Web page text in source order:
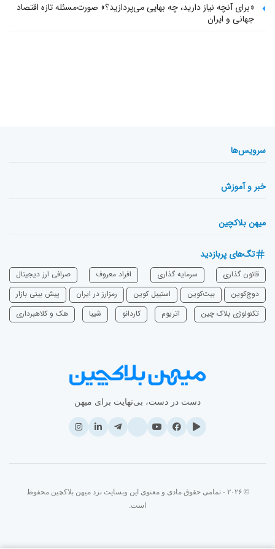
«برای آنچه نیاز دارید، چه بهایی می‌پردازید؟» صورت‌مسئله تازه اقتصاد
جهانی و ایران
سرویس‌ها
خبر و آموزش
میهن بلاکچین
تگ‌های پربازدید
قانون گذاری سرمایه‌ گذاری افراد معروف
صرافی ارز دیجیتال
دوج‌کوین
بیت‌کوین استیبل کوین رمزارز در ایران
پیش بینی بازار
تکنولوژی بلاک چین
اتریوم ‌کاردانو شیبا هک و کلاهبرداری
دست در دست، بی‌نهایت برای میهن
© ۲۰۲۶ - تمامی حقوق مادی و معنوی این وبسایت نزد میهن بلاکچین محفوظ
است.